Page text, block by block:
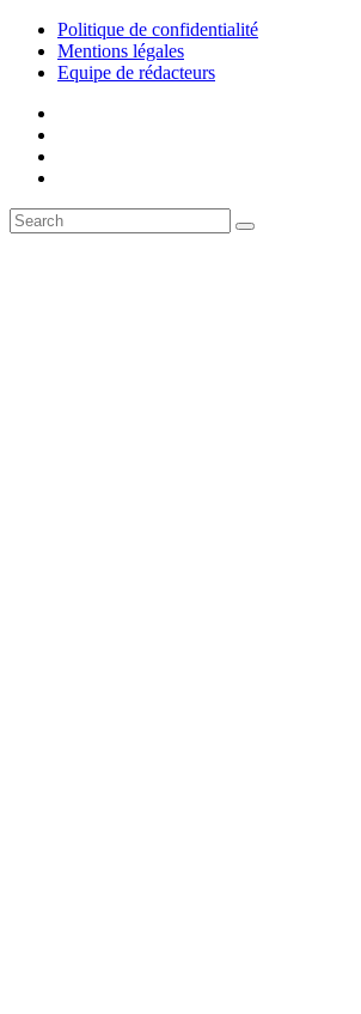
Politique de confidentialité
Mentions légales
Equipe de rédacteurs